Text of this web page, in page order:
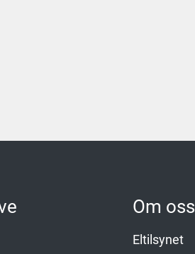
Om oss
Eltilsynet